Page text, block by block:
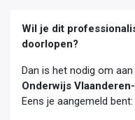
Wil je dit
doorlopen?
Dan is het nodig om
Onderwijs
Eens je aangemeld bent: